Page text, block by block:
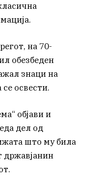
на 70-
обезбеден
знаци на
освести.
објави и
дел од
што му била
државјанин